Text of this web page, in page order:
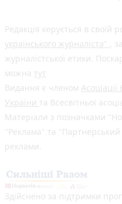
Редакція керується в своїй
українського журналіста"
,
журналістської етики.
можна тут
Видання є членом
України та Всесвітньої
Матеріали з позначками
"Реклама" та "Партнерський
реклами.
Здійснено за підтримки